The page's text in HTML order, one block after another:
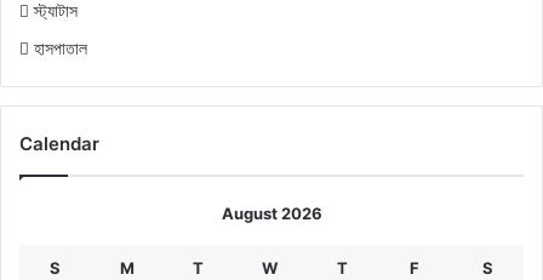
স্ট্যাটাস
হাসপাতাল
Calendar
August 2026
S M T W T F S